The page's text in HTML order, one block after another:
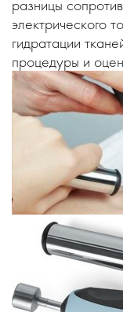
разницы
электрического
гидратации
процедуры и